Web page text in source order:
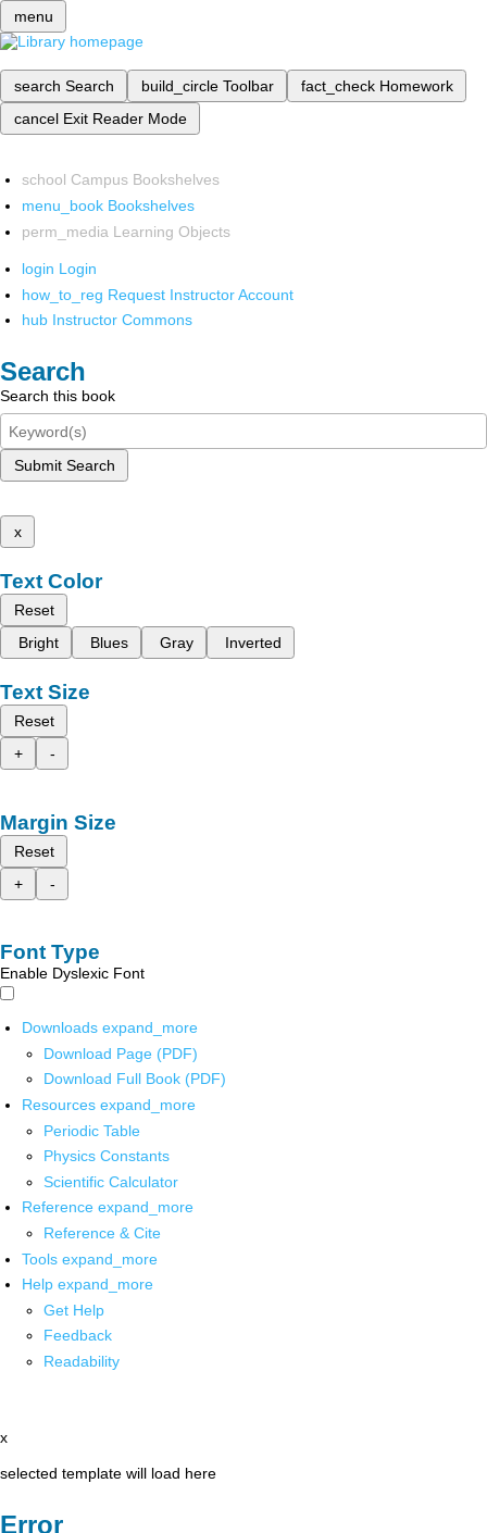
menu
search Search build_circle Toolbar fact_check Homework
cancel Exit Reader Mode
school Campus Bookshelves
menu_book Bookshelves
perm_media Learning Objects
login Login
how_to_reg Request Instructor Account
hub Instructor Commons
Search
Search this book
Submit Search
x
Text Color
Reset
Bright
Blues Gray Inverted
Text Size
Reset
+
-
Margin Size
Reset
+
-
Font Type
Enable Dyslexic Font
Downloads expand_more
Download Page (PDF)
Download Full Book (PDF)
Resources expand_more
Periodic Table
Physics Constants
Scientific Calculator
Reference expand_more
Reference & Cite
Tools expand_more
Help expand_more
Get Help
Feedback
Readability
x
selected template will load here
Error